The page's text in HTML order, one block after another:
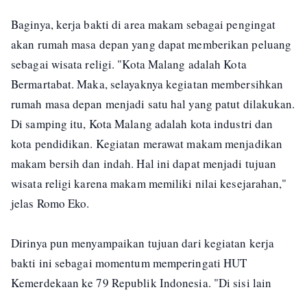
Baginya, kerja bakti di area makam sebagai pengingat
akan rumah masa depan yang dapat memberikan peluang
sebagai wisata religi. "Kota Malang adalah Kota
Bermartabat. Maka, selayaknya kegiatan membersihkan
rumah masa depan menjadi satu hal yang patut dilakukan.
Di samping itu, Kota Malang adalah kota industri dan
kota pendidikan. Kegiatan merawat makam menjadikan
makam bersih dan indah. Hal ini dapat menjadi tujuan
wisata religi karena makam memiliki nilai kesejarahan,"
jelas Romo Eko.
Dirinya pun menyampaikan tujuan dari kegiatan kerja
bakti ini sebagai momentum memperingati HUT
Kemerdekaan ke 79 Republik Indonesia. "Di sisi lain